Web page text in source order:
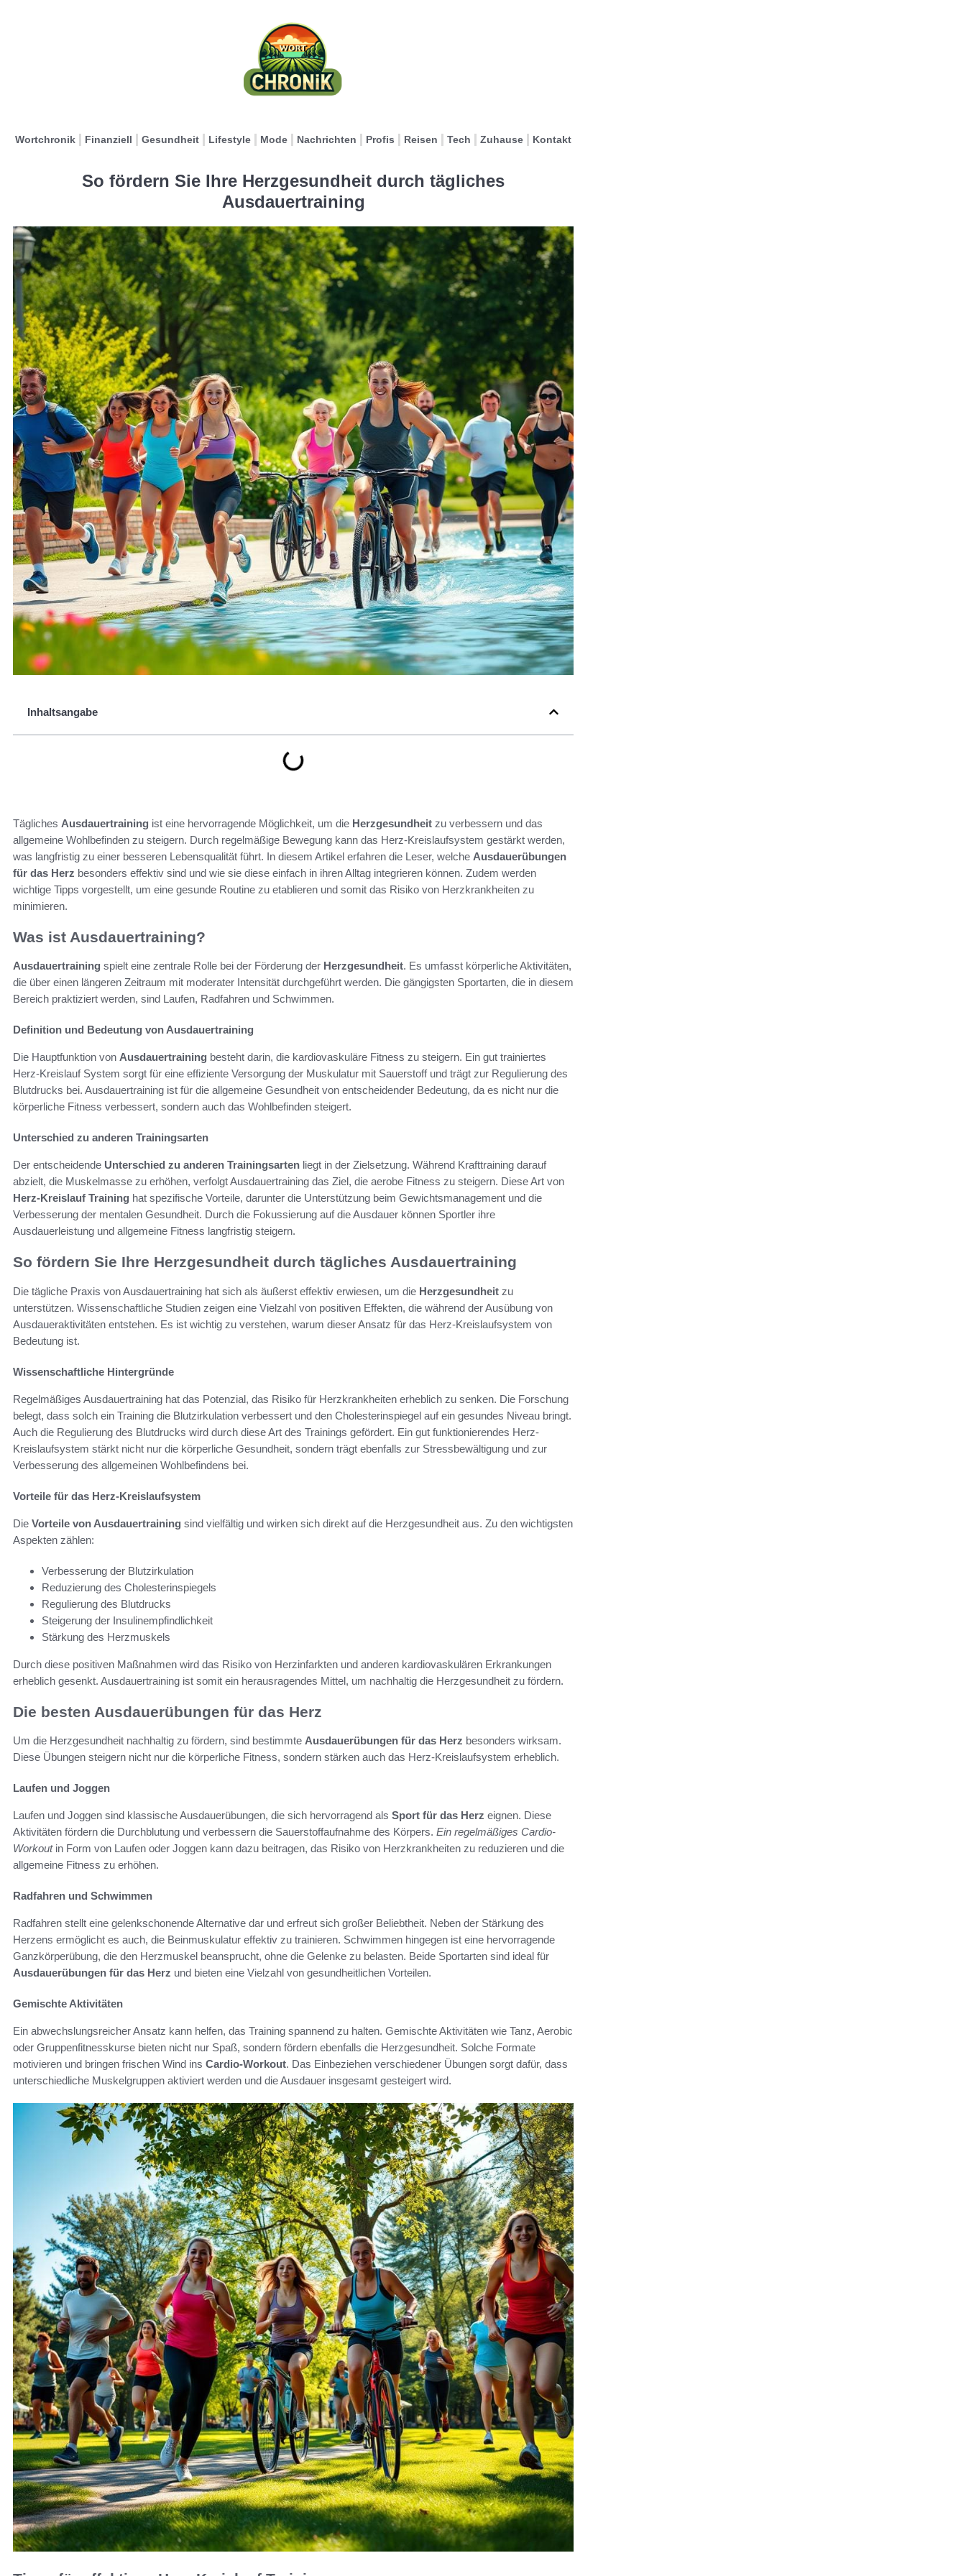
Wortchronik Finanziell Gesundheit Lifestyle Mode Nachrichten Profis Reisen Tech Zuhause Kontakt
So fördern Sie Ihre Herzgesundheit durch tägliches
Ausdauertraining
Inhaltsangabe
Tägliches Ausdauertraining ist eine hervorragende Möglichkeit, um die Herzgesundheit zu verbessern und das
allgemeine Wohlbefinden zu steigern. Durch regelmäßige Bewegung kann das Herz-Kreislaufsystem gestärkt werden,
was langfristig zu einer besseren Lebensqualität führt. In diesem Artikel erfahren die Leser, welche Ausdauerübungen
für das Herz besonders effektiv sind und wie sie diese einfach in ihren Alltag integrieren können. Zudem werden
wichtige Tipps vorgestellt, um eine gesunde Routine zu etablieren und somit das Risiko von Herzkrankheiten zu
minimieren.
Was ist Ausdauertraining?
Ausdauertraining spielt eine zentrale Rolle bei der Förderung der Herzgesundheit. Es umfasst körperliche Aktivitäten,
die über einen längeren Zeitraum mit moderater Intensität durchgeführt werden. Die gängigsten Sportarten, die in diesem
Bereich praktiziert werden, sind Laufen, Radfahren und Schwimmen.
Definition und Bedeutung von Ausdauertraining
Die Hauptfunktion von Ausdauertraining besteht darin, die kardiovaskuläre Fitness zu steigern. Ein gut trainiertes
Herz-Kreislauf System sorgt für eine effiziente Versorgung der Muskulatur mit Sauerstoff und trägt zur Regulierung des
Blutdrucks bei. Ausdauertraining ist für die allgemeine Gesundheit von entscheidender Bedeutung, da es nicht nur die
körperliche Fitness verbessert, sondern auch das Wohlbefinden steigert.
Unterschied zu anderen Trainingsarten
Der entscheidende Unterschied zu anderen Trainingsarten liegt in der Zielsetzung. Während Krafttraining darauf
abzielt, die Muskelmasse zu erhöhen, verfolgt Ausdauertraining das Ziel, die aerobe Fitness zu steigern. Diese Art von
Herz-Kreislauf Training hat spezifische Vorteile, darunter die Unterstützung beim Gewichtsmanagement und die
Verbesserung der mentalen Gesundheit. Durch die Fokussierung auf die Ausdauer können Sportler ihre
Ausdauerleistung und allgemeine Fitness langfristig steigern.
So fördern Sie Ihre Herzgesundheit durch tägliches Ausdauertraining
Die tägliche Praxis von Ausdauertraining hat sich als äußerst effektiv erwiesen, um die Herzgesundheit zu
unterstützen. Wissenschaftliche Studien zeigen eine Vielzahl von positiven Effekten, die während der Ausübung von
Ausdaueraktivitäten entstehen. Es ist wichtig zu verstehen, warum dieser Ansatz für das Herz-Kreislaufsystem von
Bedeutung ist.
Wissenschaftliche Hintergründe
Regelmäßiges Ausdauertraining hat das Potenzial, das Risiko für Herzkrankheiten erheblich zu senken. Die Forschung
belegt, dass solch ein Training die Blutzirkulation verbessert und den Cholesterinspiegel auf ein gesundes Niveau bringt.
Auch die Regulierung des Blutdrucks wird durch diese Art des Trainings gefördert. Ein gut funktionierendes Herz-
Kreislaufsystem stärkt nicht nur die körperliche Gesundheit, sondern trägt ebenfalls zur Stressbewältigung und zur
Verbesserung des allgemeinen Wohlbefindens bei.
Vorteile für das Herz-Kreislaufsystem
Die Vorteile von Ausdauertraining sind vielfältig und wirken sich direkt auf die Herzgesundheit aus. Zu den wichtigsten
Aspekten zählen:
Verbesserung der Blutzirkulation
Reduzierung des Cholesterinspiegels
Regulierung des Blutdrucks
Steigerung der Insulinempfindlichkeit
Stärkung des Herzmuskels
Durch diese positiven Maßnahmen wird das Risiko von Herzinfarkten und anderen kardiovaskulären Erkrankungen
erheblich gesenkt. Ausdauertraining ist somit ein herausragendes Mittel, um nachhaltig die Herzgesundheit zu fördern.
Die besten Ausdauerübungen für das Herz
Um die Herzgesundheit nachhaltig zu fördern, sind bestimmte Ausdauerübungen für das Herz besonders wirksam.
Diese Übungen steigern nicht nur die körperliche Fitness, sondern stärken auch das Herz-Kreislaufsystem erheblich.
Laufen und Joggen
Laufen und Joggen sind klassische Ausdauerübungen, die sich hervorragend als Sport für das Herz eignen. Diese
Aktivitäten fördern die Durchblutung und verbessern die Sauerstoffaufnahme des Körpers. Ein regelmäßiges Cardio-
Workoutin Form von Laufen oder Joggen kann dazu beitragen, das Risiko von Herzkrankheiten zu reduzieren und die
allgemeine Fitness zu erhöhen.
Radfahren und Schwimmen
Radfahren stellt eine gelenkschonende Alternative dar und erfreut sich großer Beliebtheit. Neben der Stärkung des
Herzens ermöglicht es auch, die Beinmuskulatur effektiv zu trainieren. Schwimmen hingegen ist eine hervorragende
Ganzkörperübung, die den Herzmuskel beansprucht, ohne die Gelenke zu belasten. Beide Sportarten sind ideal für
Ausdauerübungen für das Herz und bieten eine Vielzahl von gesundheitlichen Vorteilen.
Gemischte Aktivitäten
Ein abwechslungsreicher Ansatz kann helfen, das Training spannend zu halten. Gemischte Aktivitäten wie Tanz, Aerobic
oder Gruppenfitnesskurse bieten nicht nur Spaß, sondern fördern ebenfalls die Herzgesundheit. Solche Formate
motivieren und bringen frischen Wind ins Cardio-Workout. Das Einbeziehen verschiedener Übungen sorgt dafür, dass
unterschiedliche Muskelgruppen aktiviert werden und die Ausdauer insgesamt gesteigert wird.